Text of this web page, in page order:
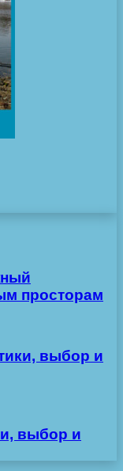
просторам
выбор и
выбор и